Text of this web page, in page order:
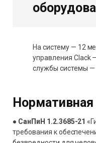
На систему — 12
управления Clack
службы системы —
Нормативная
● СанПиН 1.2.3685-21
требования к